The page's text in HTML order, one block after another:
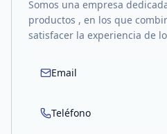
Somos una empresa
productos , en los que
satisfacer la experiencia de
Email
Teléfono